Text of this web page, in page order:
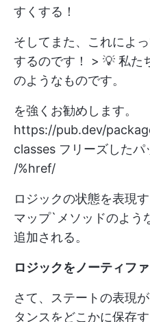
すくする！
そしてまた、これによ
するのです！ > 💡 私た
のようなものです。
を強くお勧めします。
https://pub.dev/
classes フリーズしたパ
/%href/
ロジックの状態を表現
マップ`メソッドのよう
追加される。
ロジックをノーティフ
さて、ステートの表現
タンスをどこかに保存